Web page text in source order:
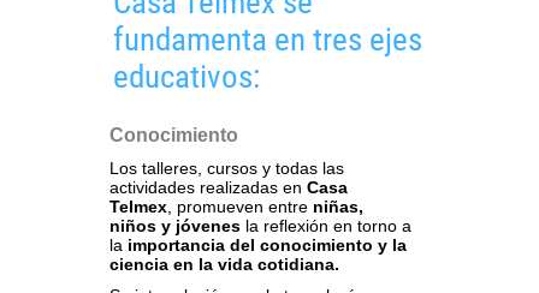
fundamenta en tres ejes
educativos:
Conocimiento
Los talleres, cursos y todas las
actividades realizadas en Casa
Telmex, promueven entre niñas,
niños y jóvenes la reflexión en torno a
la importancia del conocimiento y la
ciencia en la vida cotidiana.